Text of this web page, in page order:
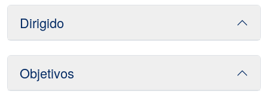
Dirigido
Objetivos